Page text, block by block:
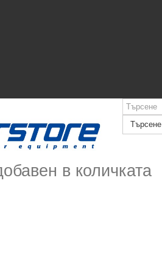
Търсене
в количката